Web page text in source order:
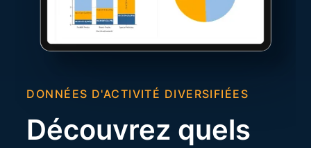
DONNÉES D'ACTIVITÉ DIVERSIFIÉES
Découvrez quels